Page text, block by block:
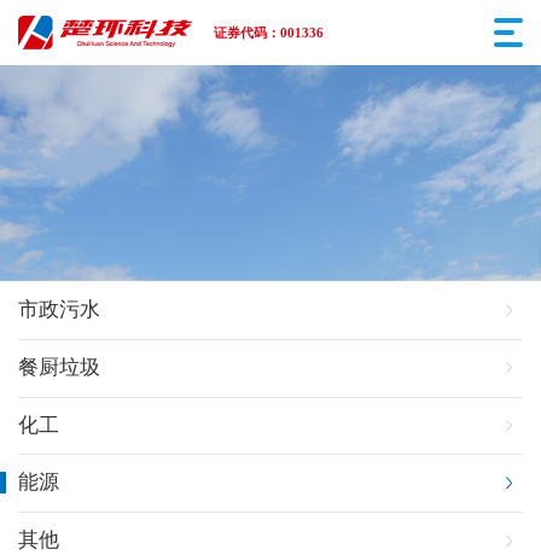
证券代码：001336
市政污水
餐厨垃圾
化工
能源
其他